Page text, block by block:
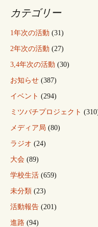
カテゴリー
1年次の活動 (31)
2年次の活動 (27)
3,4年次の活動 (30)
お知らせ (387)
イベント (294)
ミツバチプロジェクト
メディア局 (80)
ラジオ (24)
大会 (89)
学校生活 (659)
未分類 (23)
活動報告 (201)
進路 (94)